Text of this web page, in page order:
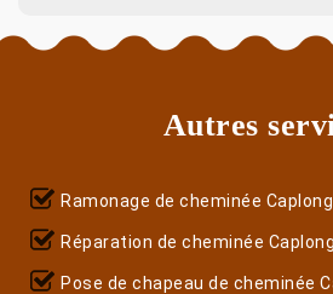
Autres
Ramonage de cheminée Caplong
Réparation de cheminée Caplong
Pose de chapeau de cheminée